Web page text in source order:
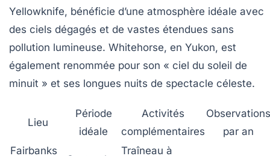
Yellowknife, bénéficie d’une atmosphère idéale avec
des ciels dégagés et de vastes étendues sans
pollution lumineuse. Whitehorse, en Yukon, est
également renommée pour son « ciel du soleil de
minuit » et ses longues nuits de spectacle céleste.
Lieu
Période
idéale
Activités
complémentaires
Observations
par an
Fairbanks
Traîneau à